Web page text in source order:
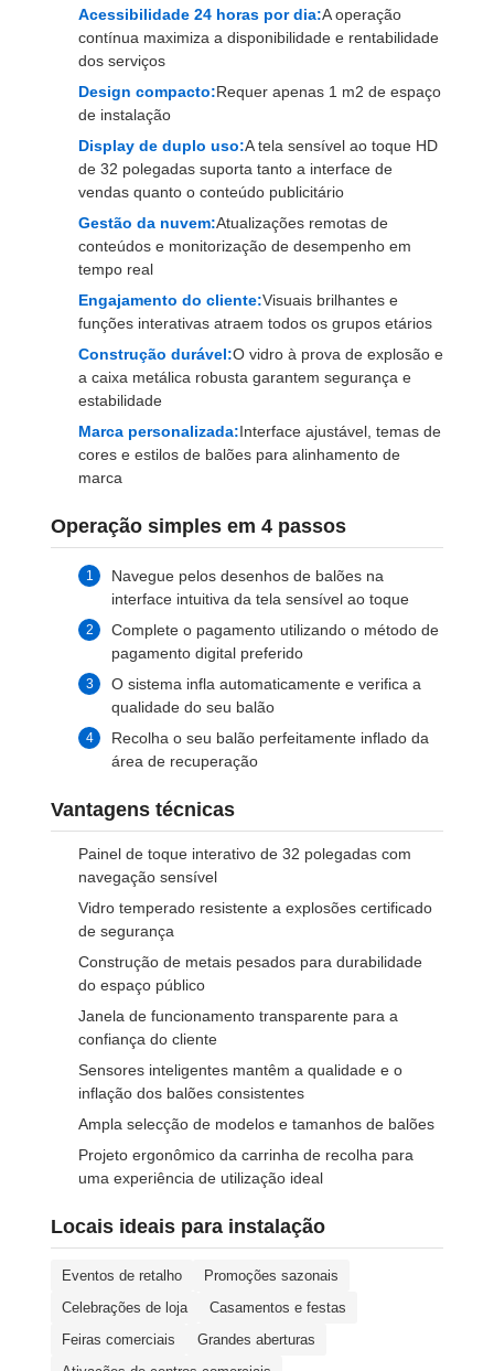
Acessibilidade 24 horas por dia:A operação
contínua maximiza a disponibilidade e rentabilidade
dos serviços
Design compacto:Requer apenas 1 m2 de espaço
de instalação
Display de duplo uso:A tela sensível ao toque HD
de 32 polegadas suporta tanto a interface de
vendas quanto o conteúdo publicitário
Gestão da nuvem:Atualizações remotas de
conteúdos e monitorização de desempenho em
tempo real
Engajamento do cliente:Visuais brilhantes e
funções interativas atraem todos os grupos etários
Construção durável:O vidro à prova de explosão e
a caixa metálica robusta garantem segurança e
estabilidade
Marca personalizada:Interface ajustável, temas de
cores e estilos de balões para alinhamento de
marca
Operação simples em 4 passos
Navegue pelos desenhos de balões na
interface intuitiva da tela sensível ao toque
Complete o pagamento utilizando o método de
pagamento digital preferido
O sistema infla automaticamente e verifica a
qualidade do seu balão
Recolha o seu balão perfeitamente inflado da
área de recuperação
Vantagens técnicas
Painel de toque interativo de 32 polegadas com
navegação sensível
Vidro temperado resistente a explosões certificado
de segurança
Construção de metais pesados para durabilidade
do espaço público
Janela de funcionamento transparente para a
confiança do cliente
Sensores inteligentes mantêm a qualidade e o
inflação dos balões consistentes
Ampla selecção de modelos e tamanhos de balões
Projeto ergonômico da carrinha de recolha para
uma experiência de utilização ideal
Locais ideais para instalação
Eventos de retalho
Promoções sazonais
Celebrações de loja
Casamentos e festas
Feiras comerciais
Grandes aberturas